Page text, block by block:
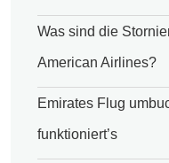
Was sind die
American Airlines?
Emirates Flug
funktioniert’s